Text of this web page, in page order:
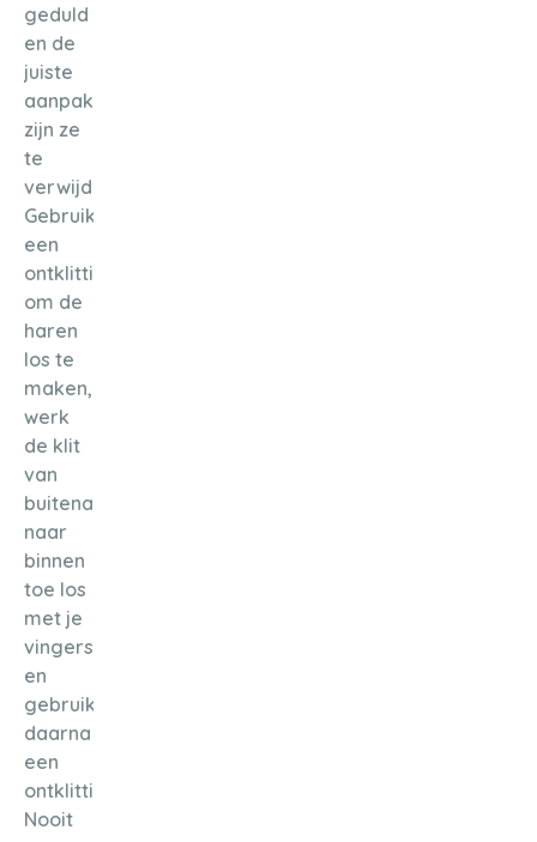
geduld
en de
juiste
aanpak
zijn ze
te
verwijderen.
Gebruik
een
ontklittingsspray
om de
haren
los te
maken,
werk
de klit
van
buitenaf
naar
binnen
toe los
met je
vingers
en
gebruik
daarna
een
ontklittingskam.
Nooit